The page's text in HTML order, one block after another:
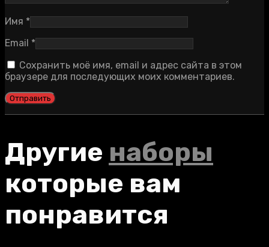
Имя *
Email *
Сохранить моё имя, email и адрес сайта в этом
браузере для последующих моих комментариев.
Другие наборы
которые вам
понравится